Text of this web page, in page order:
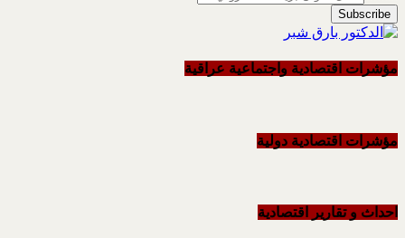
مؤشرات اقتصادية واجتماعية عراقية
مؤشرات اقتصادية دولية
احداث و تقاریر اقتصادیة